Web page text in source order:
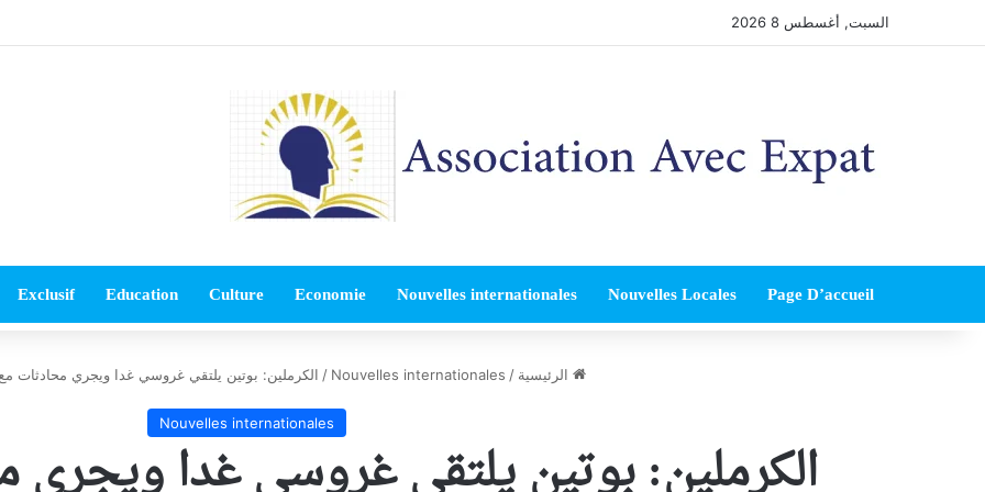
السبت, أغسطس 8 2026
Page D’accueil
Nouvelles Locales
Nouvelles internationales
Economie
Culture
Education
Exclusif
الرئيسية /
Nouvelles internationales
/ الكرملين: بوتين يلتقي غروسي غدا ويجري محادثات
Nouvelles internationales
الكرملين: بوتين يلتقي غروسي غدا